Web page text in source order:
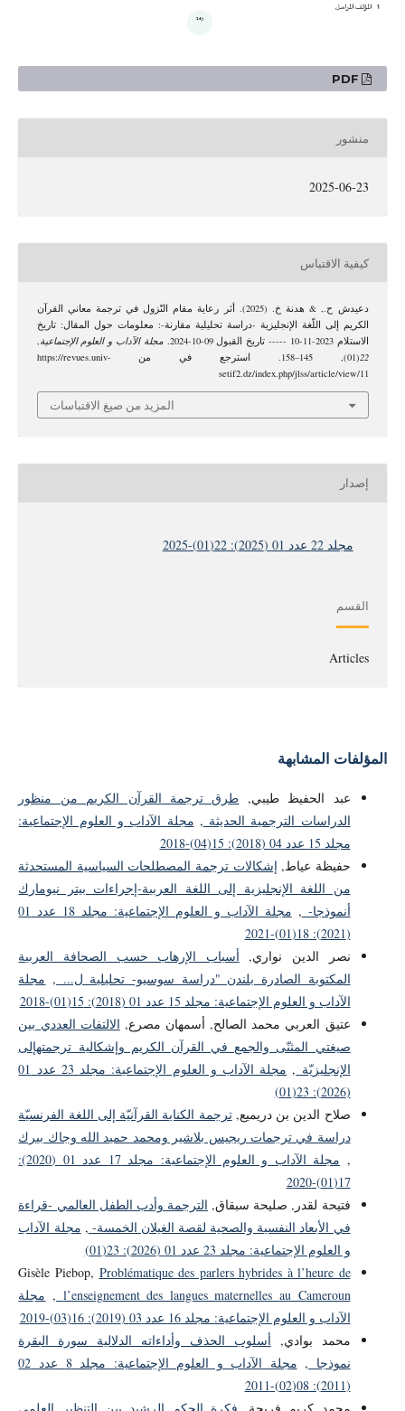
منشور
2025-06-23
كيفية الاقتباس
دعيدش ح., & هدنة خ. (2025). أثر رعاية مقام النّزول في ترجمة معاني القرآن
الكريم إلى اللّغة الإنجليزية -دراسة تحليلية مقارنة-: معلومات حول المقال: تاريخ
الاستلام 2023-11-10 ----- تاريخ القبول 09-10-2024.
مجلة الآداب و العلوم الإجتماعية,
22
(01), 145–158. استرجع في من https://revues.univ-
setif2.dz/index.php/jlss/article/view/11
المزيد من صيغ الاقتباسات
إصدار
مجلد 22 عدد 01 (2025): 22(01)-2025
القسم
Articles
المؤلفات المشابهة
عبد الحفيظ طيبي, طرق ترجمة القرآن الكريم من منظور
الدراسات الترجمية الحديثة , مجلة الآداب و العلوم الإجتماعية:
مجلد 15 عدد 04 (2018): 15(04)-2018
حفيظة عياط, إشكالات ترجمة المصطلحات السياسية المستحدثة
من اللغة الإنجليزية إلى اللغة العربية-إجراءات بيتر نيومارك
أنموذجا- ,
مجلة الآداب و العلوم الإجتماعية: مجلد 18 عدد 01
(2021): 18(01)-2021
نصر الدين نواري, أسباب الإرهاب حسب الصحافة العربية
المكتوبة الصادرة بلندن "دراسة سوسيو- تحليلية ل... , مجلة
الآداب و العلوم الإجتماعية: مجلد 15 عدد 01 (2018): 15(01)-2018
عتيق العربي محمد الصالح, أسمهان مصرع, الالتفات العددي بين
صيغتي المثنّى والجمع في القرآن الكريم وإشكالية ترجمتهإلى
الإنجليزيّة ,
مجلة الآداب و العلوم الإجتماعية: مجلد 23 عدد 01
(2026): 23(01)
صلاح الدين بن دريميع,ترجمة الكناية القرآنيّة إلى اللغة الفرنسيّة
دراسة في ترجمات ريجيس بلاشير ومحمد حميد الله وجاك بيرك
,
مجلة الآداب و العلوم الإجتماعية: مجلد 17 عدد 01 (2020):
17(01)-2020
فتيحة لقدر, صليحة سبقاق, الترجمة وأدب الطفل العالمي -قراءة
في الأبعاد النفسية والصحية لقصة الغيلان الخمسة- , مجلة الآداب
و العلوم الإجتماعية: مجلد 23 عدد 01 (2026): 23(01)
Gisèle Piebop, Problématique des parlers hybrides à l’heure de
l’enseignement des langues maternelles au Cameroun
, مجلة
الآداب و العلوم الإجتماعية: مجلد 16 عدد 03 (2019): 16(03)-2019
محمد بوادي, أسلوب الحذف وأداءاته الدلالية سورة البقرة
نموذجا
,
مجلة الآداب و العلوم الإجتماعية: مجلد 8 عدد 02
(2011): 08(02)-2011